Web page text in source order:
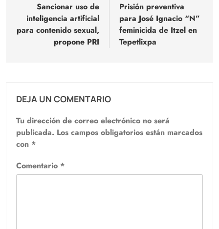
entradas
Sancionar uso de
inteligencia artificial
para contenido sexual,
propone PRI
Prisión preventiva
para José Ignacio “N”
feminicida de Itzel en
Tepetlixpa
DEJA UN COMENTARIO
Tu dirección de correo electrónico no será
publicada. Los campos obligatorios están marcados
con *
Comentario *